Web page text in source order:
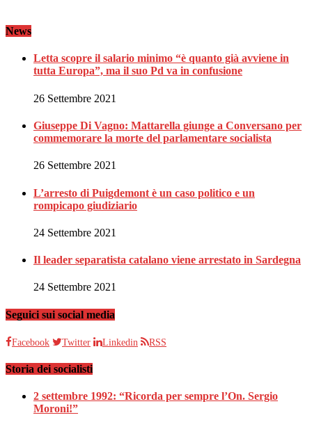
News
Letta scopre il salario minimo “è quanto già avviene in
tutta Europa”, ma il suo Pd va in confusione
26 Settembre 2021
Giuseppe Di Vagno: Mattarella giunge a Conversano per
commemorare la morte del parlamentare socialista
26 Settembre 2021
L’arresto di Puigdemont è un caso politico e un
rompicapo giudiziario
24 Settembre 2021
Il leader separatista catalano viene arrestato in Sardegna
24 Settembre 2021
Seguici sui social media
Facebook Twitter Linkedin RSS
Storia dei socialisti
2 settembre 1992: “Ricorda per sempre l’On. Sergio
Moroni!”